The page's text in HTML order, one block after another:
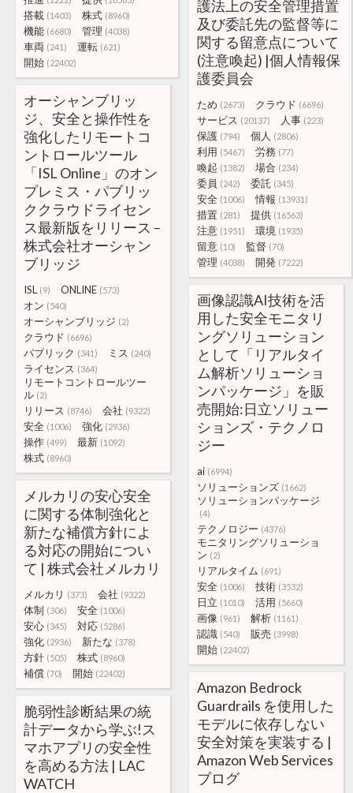
搭載 (1403) 株式 (8960)
機能 (6680) 管理 (4038)
車両 (241) 運転 (621)
開始 (22402)
護法上の安全管理措置
及び委託先の監督等に
関する留意点について
(注意喚起) |個人情報保
護委員会
ため (2673) クラウド (6696)
サービス (20137) 人事 (223)
保護 (794) 個人 (2806)
利用 (5467) 労務 (77)
喚起 (1382) 場合 (234)
委員 (242) 委託 (345)
安全 (1006) 情報 (13931)
措置 (281) 提供 (16563)
注意 (1951) 環境 (1935)
留意 (10) 監督 (70)
管理 (4038) 開発 (7222)
オーシャンブリッ
ジ、安全と操作性を
強化したリモートコ
ントロールツール
「ISL Online」のオン
プレミス・パブリッ
ククラウドライセン
ス最新版をリリース –
株式会社オーシャン
ブリッジ
ISL (9) ONLINE (573)
オン (540)
オーシャンブリッジ (2)
クラウド (6696)
パブリック (341) ミス (240)
ライセンス (364)
リモートコントロールツー
ル (2)
リリース (8746) 会社 (9322)
安全 (1006) 強化 (2936)
操作 (499) 最新 (1092)
株式 (8960)
画像認識AI技術を活
用した安全モニタリ
ングソリューション
として「リアルタイ
ム解析ソリューショ
ンパッケージ」を販
売開始:日立ソリュー
ションズ・テクノロ
ジー
ai (6994)
ソリューションズ (1662)
ソリューションパッケージ
(4)
テクノロジー (4376)
モニタリングソリューショ
ン (2)
リアルタイム (691)
安全 (1006) 技術 (3532)
日立 (1010) 活用 (5660)
画像 (961) 解析 (1161)
認識 (540) 販売 (3998)
開始 (22402)
メルカリの安心安全
に関する体制強化と
新たな補償方針によ
る対応の開始につい
て | 株式会社メルカリ
メルカリ (373) 会社 (9322)
体制 (306) 安全 (1006)
安心 (345) 対応 (5286)
強化 (2936) 新たな (378)
方針 (505) 株式 (8960)
補償 (70) 開始 (22402)
Amazon Bedrock
Guardrails を使用した
モデルに依存しない
安全対策を実装する |
Amazon Web Services
ブログ
脆弱性診断結果の統
計データから学ぶ!ス
マホアプリの安全性
を高める方法 | LAC
WATCH